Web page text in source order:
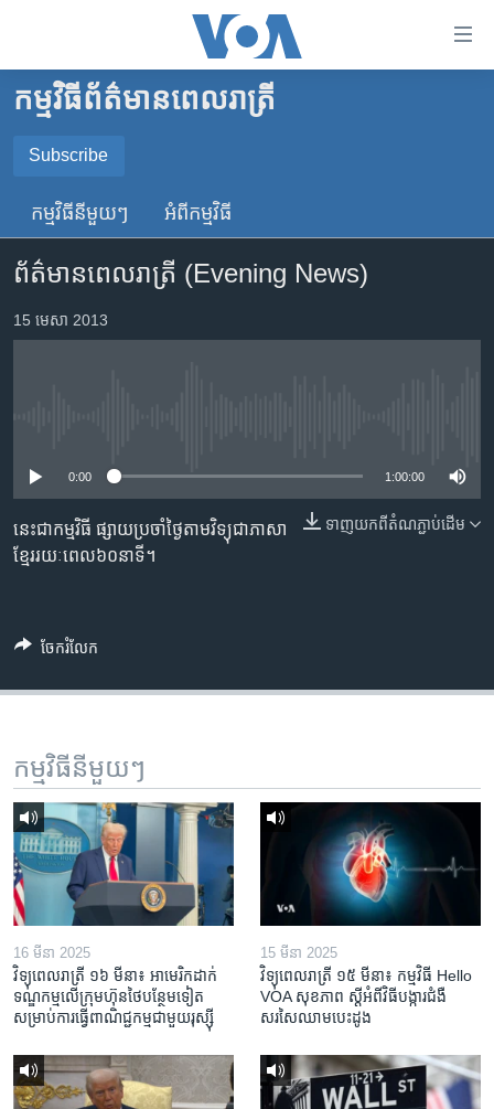
គេហទំព័រ​
ទាក់ទង
រំលង​
ទំព័រ​
ព័ត៌មាន​​
តែ​
ម្តង
រចនា
សម្ព័ន្ធ​
រំលង​
កាន់​
កម្ពុជា
អន្តរជាតិ
ចិន
ហេឡូវីអូអេ
កម្ពុជាច្នៃប្រតិដ្ឋ
កម្មវិធីទាំងអស់
Khmer English
ភាសា
កម្មវិធី​ព័ត៌មាន​ពេលរាត្រី
Subscribe
SUBSCRIBE
YouTube Music
កម្មវិធី​នីមួយៗ អំពី​កម្មវិធី​
ព័ត៌មានពេលរាត្រី (Evening News)
15 មេសា 2013
0:00 1:00:00
ទាញ​យក​ពី​តំណភ្ជាប់​ដើម
នេះជាកម្មវិធី ផ្សាយប្រចាំថ្ងៃតាមវិទ្យុជាភាសា
ខ្មែររយៈពេល៦០នាទី។
ចែករំលែក
កម្មវិធី​នីមួយៗ
16 មីនា 2025
វិទ្យុពេលរាត្រី ១៦ មីនា៖ អាមេរិក​ដាក់​
ទណ្ឌកម្ម​លើ​ក្រុមហ៊ុន​ថៃ​បន្ថែម​ទៀត​
សម្រាប់​ការ​ធ្វើ​ពាណិជ្ជកម្ម​ជាមួយ​រុស្ស៊ី
15 មីនា 2025
វិទ្យុពេលរាត្រី ១៥ មីនា៖ កម្មវិធី ​Hello
VOA សុខភាព ស្ដី​អំពី​វិធី​បង្ការ​ជំងឺ​
សរសៃ​ឈាម​បេះដូង